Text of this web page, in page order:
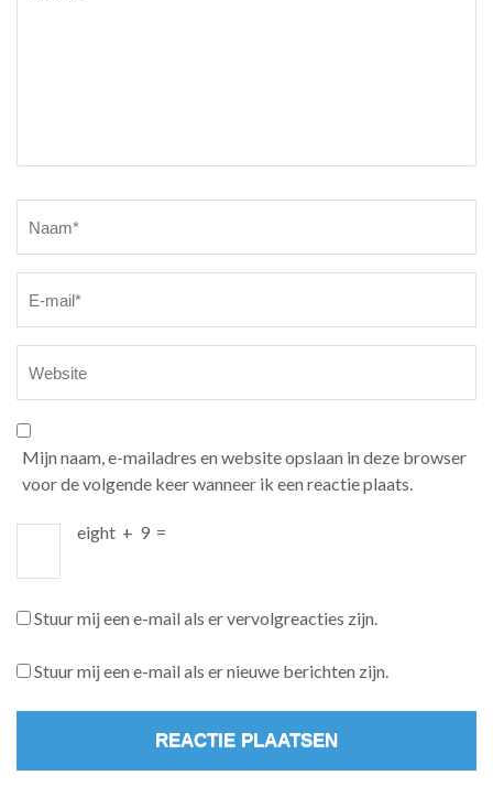
Mijn naam, e-mailadres en website opslaan in deze browser
voor de volgende keer wanneer ik een reactie plaats.
eight + 9 =
Stuur mij een e-mail als er vervolgreacties zijn.
Stuur mij een e-mail als er nieuwe berichten zijn.